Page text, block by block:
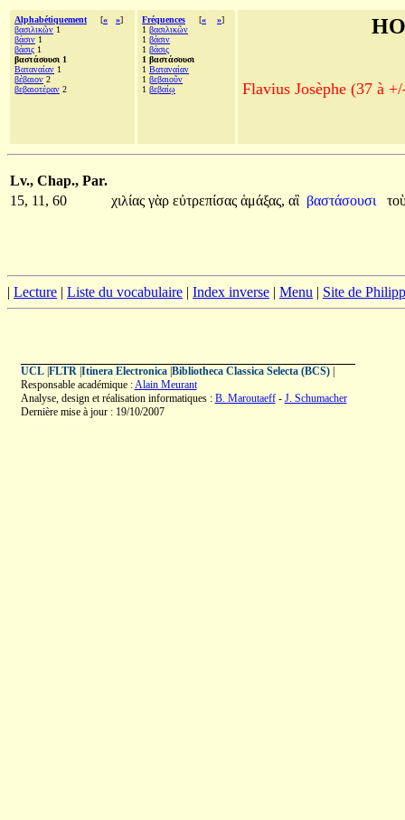
Alphabétiquement [« »]
βασιλικῶν 1
βάσιν 1
βάσις 1
βαστάσουσι 1
Βαταναίαν 1
βέβαιον 2
βεβαιοτέραν 2
Fréquences [« »]
1 βασιλικῶν
1 βάσιν
1 βάσις
1 βαστάσουσι
1 Βαταναίαν
1 βεβαιοῦν
1 βεβαίῳ Flavius Josèphe (37 à
Lv., Chap., Par.
15, 11, 60
χιλίας γὰρ εὐτρεπίσας ἁμάξας, αἳ βαστάσουσι
| Lecture | Liste du vocabulaire | Index inverse | Menu | Site de
UCL| FLTR| Itinera Electronica| Bibliotheca Classica Selecta (BCS)|
Responsable académique :Alain Meurant
Analyse, design et réalisation informatiques : B. Maroutaeff- J. Schumacher
Dernière mise à jour : 19/10/2007